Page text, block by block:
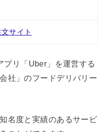
サイト
リ「Uber」を運営する
社」のフードデリバリー
名度と実績のあるサービ